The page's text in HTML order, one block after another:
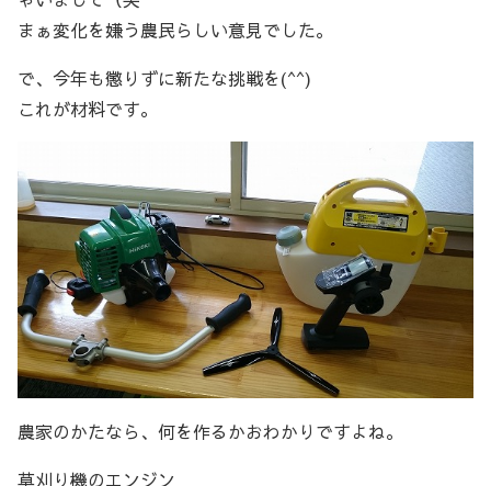
まぁ変化を嫌う農民らしい意見でした。
で、今年も懲りずに新たな挑戦を(^^)
これが材料です。
農家のかたなら、何を作るかおわかりですよね。
草刈り機のエンジン